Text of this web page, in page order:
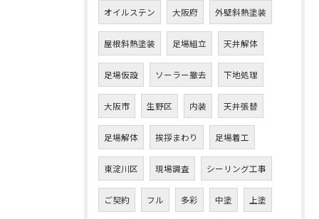
オイルステン 大阪府 外壁斜熱塗装
屋根斜熱塗装 足場組立 天井解体
足場仮設 ソーラー撤去 下地処理
大阪市 生野区 内装 天井張替
足場解体 挨拶まわり 足場着工
東淀川区 現場調査 シーリング工事
ご契約 フル 多彩 中塗 上塗